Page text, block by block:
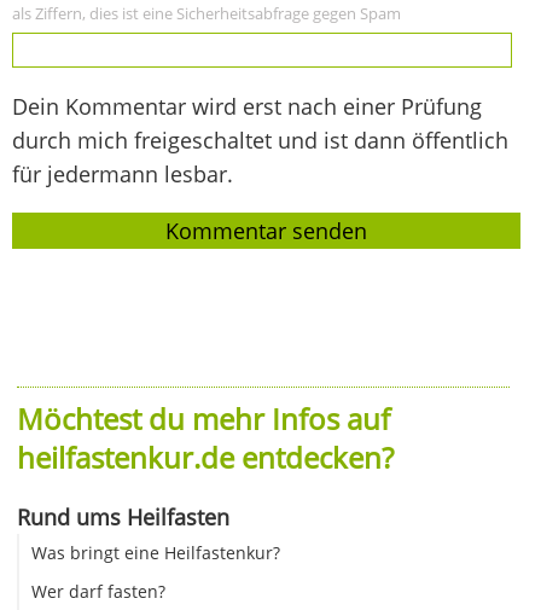
als Ziffern, dies ist eine Sicherheitsabfrage gegen Spam
Dein Kommentar wird erst nach einer Prüfung
durch mich freigeschaltet und ist dann öffentlich
für jedermann lesbar.
Möchtest du mehr Infos auf
heilfastenkur.de entdecken?
Rund ums Heilfasten
Was bringt eine Heilfastenkur?
Wer darf fasten?